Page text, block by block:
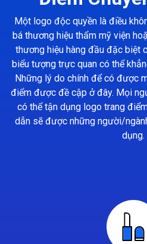
Một logo độc quyền là điều
bá thương hiệu thẩm mỹ viện
thương hiệu hàng đầu đặc biệt
biểu tượng trực quan có thể
Những lý do chính để có được
điểm được đề cập ở đây. Mọi
có thể tận dụng logo trang
dẫn sẽ được những người/
dụng.